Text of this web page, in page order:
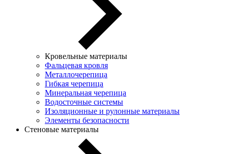
Кровельные материалы
Фальцевая кровля
Металлочерепица
Гибкая черепица
Минеральная черепица
Водосточные системы
Изоляционные и рулонные материалы
Элементы безопасности
Стеновые материалы